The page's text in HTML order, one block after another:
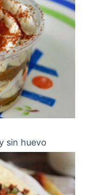
sin huevo